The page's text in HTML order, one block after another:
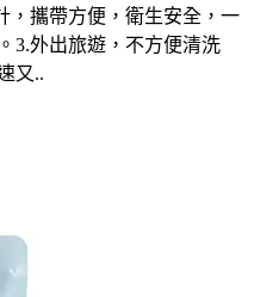
，攜帶方便，衛生安全，一
3.外出旅遊，不方便清洗
又..